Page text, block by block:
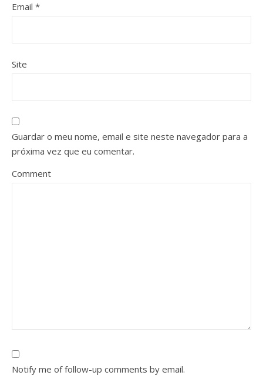
Email *
Site
Guardar o meu nome, email e site neste navegador para a
próxima vez que eu comentar.
Comment
Notify me of follow-up comments by email.